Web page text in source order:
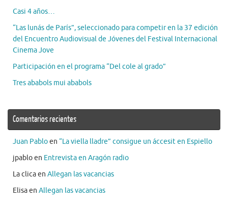
Casi 4 años…
“Las lunás de París”, seleccionado para competir en la 37 edición
del Encuentro Audiovisual de Jóvenes del Festival Internacional
Cinema Jove
Participación en el programa “Del cole al grado”
Tres ababols mui ababols
Comentarios recientes
Juan Pabloen “La viella lladre” consigue un áccesit en Espiello
jpabloen Entrevista en Aragón radio
La clicaen Allegan las vacancias
Elisaen Allegan las vacancias